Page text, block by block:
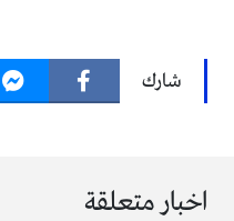
شارك
اخبار متعلقة